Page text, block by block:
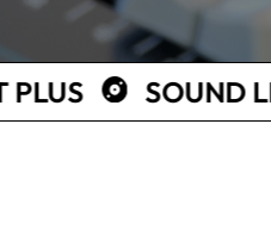
SOUND LIGHT PLUS